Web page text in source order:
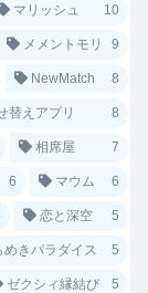
マリッシュ 10
メメントモリ 9
NewMatch 8
替えアプリ 8
相席屋 7
6 マウム 6
恋と深空 5
めきパラダイス 5
ゼクシィ縁結び 5